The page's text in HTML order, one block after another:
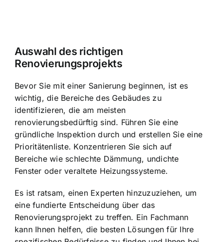
Auswahl des richtigen
Renovierungsprojekts
Bevor Sie mit einer Sanierung beginnen, ist es
wichtig, die Bereiche des Gebäudes zu
identifizieren, die am meisten
renovierungsbedürftig sind. Führen Sie eine
gründliche Inspektion durch und erstellen Sie eine
Prioritätenliste. Konzentrieren Sie sich auf
Bereiche wie schlechte Dämmung, undichte
Fenster oder veraltete Heizungssysteme.
Es ist ratsam, einen Experten hinzuzuziehen, um
eine fundierte Entscheidung über das
Renovierungsprojekt zu treffen. Ein Fachmann
kann Ihnen helfen, die besten Lösungen für Ihre